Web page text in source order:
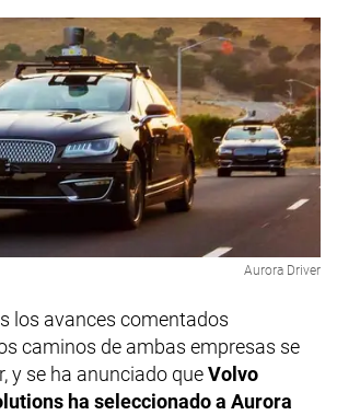
Aurora Driver
los avances comentados
caminos de ambas empresas se
y se ha anunciado queVolvo
ha seleccionado a Aurora